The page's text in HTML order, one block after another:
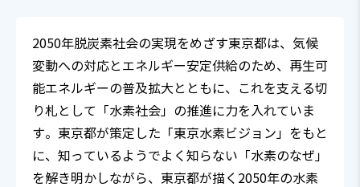
2050年脱炭素社会の実現をめざす東京都は、気候
変動への対応とエネルギー安定供給のため、再生可
能エネルギーの普及拡大とともに、これを支える切
り札として「水素社会」の推進に力を入れていま
す。東京都が策定した「東京水素ビジョン」をもと
に、知っているようでよく知らない「水素のなぜ」
を解き明かしながら、東京都が描く2050年の水素